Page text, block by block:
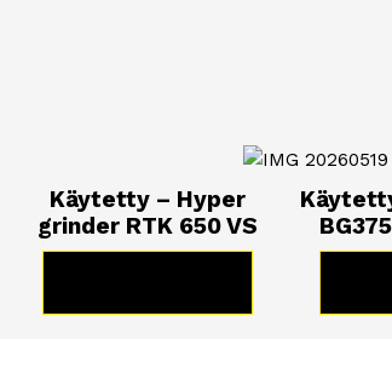
Käytetty – Hyper
grinder RTK 650 VS